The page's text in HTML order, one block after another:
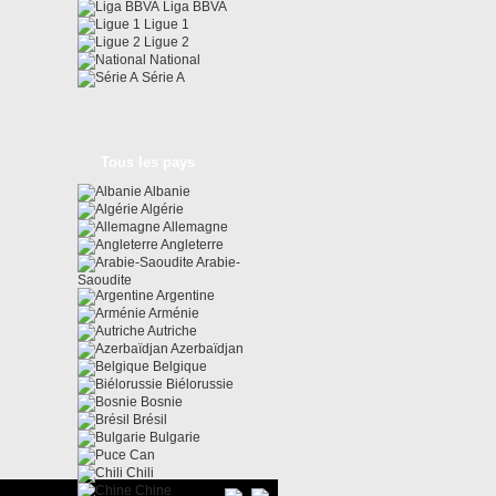
Liga BBVA
Ligue 1
Ligue 2
National
Série A
Albanie
Algérie
Allemagne
Angleterre
Arabie-
Saoudite
Argentine
Arménie
Autriche
Azerbaïdjan
Belgique
Biélorussie
Bosnie
Brésil
Bulgarie
Can
Chili
Chine